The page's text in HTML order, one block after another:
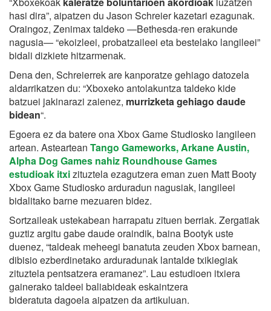
hasi dira”, aipatzen du Jason Schreier kazetari ezagunak.
Oraingoz, Zenimax taldeko —Bethesda-ren erakunde
nagusia— “ekoizleei, probatzaileei eta bestelako langileei”
bidali dizkiete hitzarmenak.
Dena den, Schreierrek are kanporatze gehiago datozela
aldarrikatzen du: “Xboxeko antolakuntza taldeko kide
batzuei jakinarazi zaienez, murrizketa gehiago daude
bidean“.
Egoera ez da batere ona Xbox Game Studiosko langileen
artean. Asteartean Tango Gameworks, Arkane Austin,
Alpha Dog Games nahiz Roundhouse Games
estudioak itxizituztela ezagutzera eman zuen Matt Booty
Xbox Game Studiosko arduradun nagusiak, langileei
bidalitako barne mezuaren bidez.
Sortzaileak ustekabean harrapatu zituen berriak. Zergatiak
guztiz argitu gabe daude oraindik, baina Bootyk uste
duenez, “taldeak meheegi banatuta zeuden Xbox barnean,
dibisio ezberdinetako arduradunak lantalde txikiegiak
zituztela pentsatzera eramanez”. Lau estudioen itxiera
gainerako taldeei baliabideak eskaintzera
bideratutadagoela aipatzen da artikuluan.